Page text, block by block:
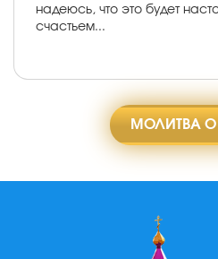
надеюсь, что это будет
счастьем...
МОЛИТВА О